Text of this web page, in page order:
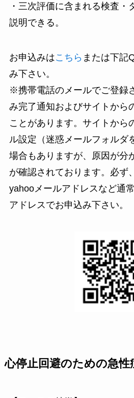
・三次評価に含まれる検査・
説明できる。
お申込みはこちら または下記
み下さい。
※携帯電話のメールでご登録
み完了通知およびサイトから
ことがあります。サイトから
ル設定（迷惑メールフォルダ
場合もありますが、原因が分
が確認されております。必ず
yahooメールアドレスなど通
アドレスでお申込み下さい。
心停止回避のための急性